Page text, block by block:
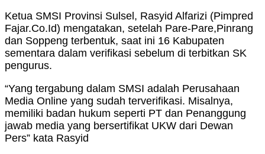
Ketua SMSI Provinsi Sulsel, Rasyid Alfarizi (Pimpred
Fajar.Co.Id) mengatakan, setelah Pare-Pare,Pinrang
dan Soppeng terbentuk, saat ini 16 Kabupaten
sementara dalam verifikasi sebelum di terbitkan SK
pengurus.
“Yang tergabung dalam SMSI adalah Perusahaan
Media Online yang sudah terverifikasi. Misalnya,
memiliki badan hukum seperti PT dan Penanggung
jawab media yang bersertifikat UKW dari Dewan
Pers” kata Rasyid